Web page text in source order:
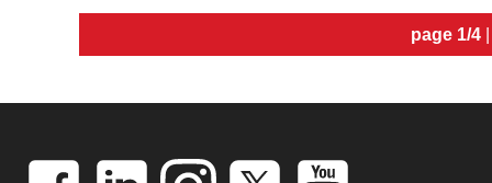
page 1/4 |